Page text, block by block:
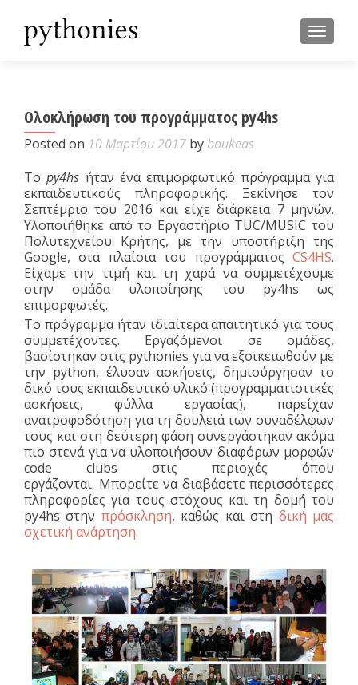
Ολοκλήρωση του προγράμματος py4hs
Posted on 10 Μαρτίου 2017 byboukeas
Τοpy4hs ήταν ένα επιμορφωτικό πρόγραμμα για
εκπαιδευτικούς πληροφορικής. Ξεκίνησε τον
Σεπτέμριο του 2016 και είχε διάρκεια 7 μηνών.
Υλοποιήθηκε από το Εργαστήριο TUC/MUSIC του
Πολυτεχνείου Κρήτης, με την υποστήριξη της
Google, στα πλαίσια του προγράμματος CS4HS.
Είχαμε την τιμή και τη χαρά να συμμετέχουμε
στην ομάδα υλοποίησης του py4hs ως
επιμορφωτές.
Το πρόγραμμα ήταν ιδιαίτερα απαιτητικό για τους
συμμετέχοντες. Εργαζόμενοι σε ομάδες,
βασίστηκαν στις pythonies για να εξοικειωθούν με
την python, έλυσαν ασκήσεις, δημιούργησαν το
δικό τους εκπαιδευτικό υλικό (προγραμματιστικές
ασκήσεις, φύλλα εργασίας), παρείχαν
ανατροφοδότηση για τη δουλειά των συναδέλφων
τους και στη δεύτερη φάση συνεργάστηκαν ακόμα
πιο στενά για να υλοποιήσουν διαφόρων μορφών
code clubs στις περιοχές όπου
εργάζονται. Μπορείτε να διαβάσετε περισσότερες
πληροφορίες για τους στόχους και τη δομή του
py4hs στην πρόσκληση, καθώς και στη δική μας
σχετική ανάρτηση.